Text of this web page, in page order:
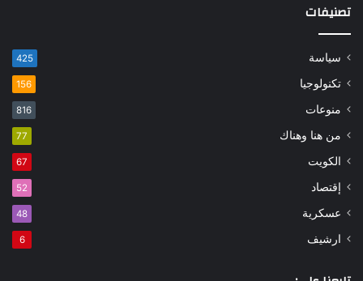
تصنيفات
سياسة 425
تكنولوجيا 156
منوعات 816
من هنا وهناك 77
الكويت 67
إقتصاد 52
عسكرية 48
ارشيف 6